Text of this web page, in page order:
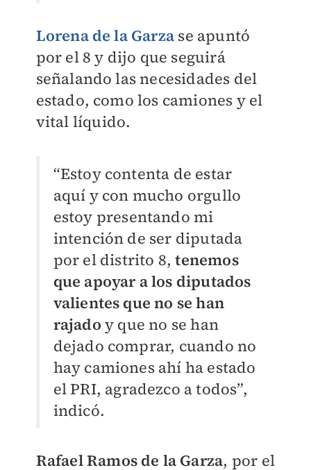
Lorena de la Garza se apuntó
por el 8 y dijo que seguirá
señalando las necesidades del
estado, como los camiones y el
vital líquido.
“Estoy contenta de estar
aquí y con mucho orgullo
estoy presentando mi
intención de ser diputada
por el distrito 8, tenemos
que apoyar a los diputados
valientes que no se han
rajado y que no se han
dejado comprar, cuando no
hay camiones ahí ha estado
el PRI, agradezco a todos”,
indicó.
Rafael Ramos de la Garza, por el